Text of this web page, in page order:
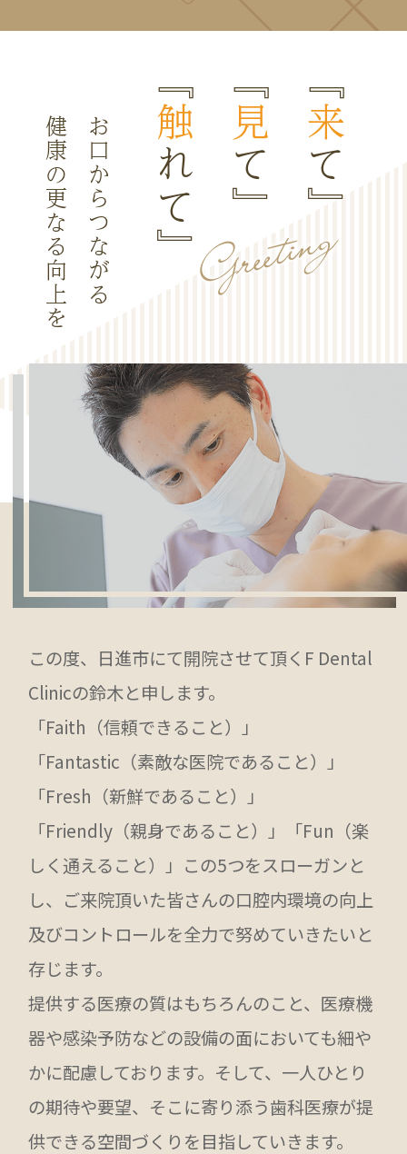
GW中の診療日および休診日についてお知らせ
致します。
・5月2日（土）通常診療
・5月3日（日）通常診療
・5月4日（月）通常診療
・5月5日（火）～5月7日（木）
8日より通常通り診療を行います。ご不便をお
かけ致しますが宜しくお願い申し上げます。
誠に勝手ながら4月18日（土）は院長セミナー
出張の為、休診とさせていただきます。ご迷惑
をお掛けしますが宜しくお願い致します。
誠に勝手ながら2月7日（土）は院長セミナー
出張の為、休診とさせていただきます。ご迷惑
をお掛けしますが宜しくお願い致します。
『
来
て』
『
見
て』
『
触
れて』Greeting
お口からつながる
健康の更なる向上を
この度、日進市にて開院させて頂くF Dental
Clinicの鈴木と申します。
「Faith（信頼できること）」
「Fantastic（素敵な医院であること）」
「Fresh（新鮮であること）」
「Friendly（親身であること）」「Fun（楽
しく通えること）」この5つをスローガンと
し、ご来院頂いた皆さんの口腔内環境の向上
及びコントロールを全力で努めていきたいと
存じます。
提供する医療の質はもちろんのこと、医療機
器や感染予防などの設備の面においても細や
かに配慮しております。そして、一人ひとり
の期待や要望、そこに寄り添う歯科医療が提
供できる空間づくりを目指していきます。